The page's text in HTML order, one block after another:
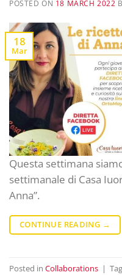
POSTED ON 18 MARCH 2022
18
Mar
Questa settimana
settimanale di Casa
Anna”.
CONTINUE READING →
Posted in Collaborations |